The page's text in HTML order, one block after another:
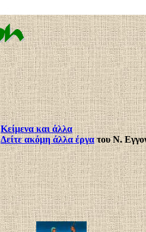
Κείμενα και άλλα
Δείτε ακόμη άλλα έργατου Ν.